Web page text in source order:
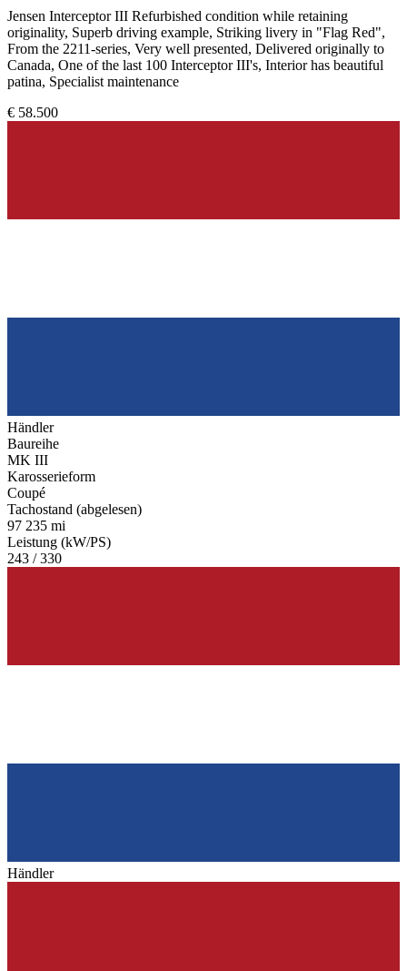
Jensen Interceptor III Refurbished condition while retaining
originality, Superb driving example, Striking livery in "Flag Red",
From the 2211-series, Very well presented, Delivered originally to
Canada, One of the last 100 Interceptor III's, Interior has beautiful
patina, Specialist maintenance
€ 58.500
Händler
Baureihe
MK III
Karosserieform
Coupé
Tachostand (abgelesen)
97 235 mi
Leistung (kW/PS)
243 / 330
Händler